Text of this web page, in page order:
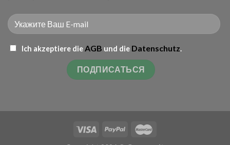
Ich akzeptiere dieAGB und die Datenschutz.